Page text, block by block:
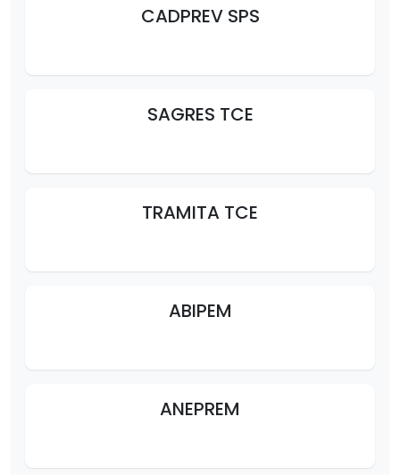
CADPREV SPS
SAGRES TCE
TRAMITA TCE
ABIPEM
ANEPREM